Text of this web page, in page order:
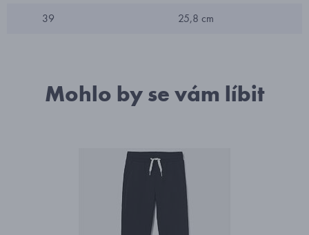
39 25,8 cm
Mohlo by se vám líbit